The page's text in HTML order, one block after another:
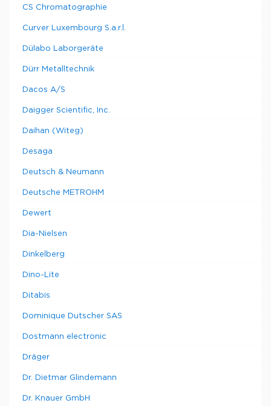
CS Chromatographie
Curver Luxembourg S.a.r.l.
Dülabo Laborgeräte
Dürr Metalltechnik
Dacos A/S
Daigger Scientific, Inc.
Daihan (Witeg)
Desaga
Deutsch & Neumann
Deutsche METROHM
Dewert
Dia-Nielsen
Dinkelberg
Dino-Lite
Ditabis
Dominique Dutscher SAS
Dostmann electronic
Dräger
Dr. Dietmar Glindemann
Dr. Knauer GmbH